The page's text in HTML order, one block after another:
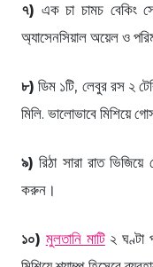
৭) এক চা চামচ বেকিং
অ্যাসেনসিয়াল অয়েল ও
৮) ডিম ১টি, লেবুর রস ২
মিলি. ভালোভাবে মিশিয়ে
৯) রিঠা সারা রাত
করুন।
১০) মুলতানি মাটি২ ঘণ্টা